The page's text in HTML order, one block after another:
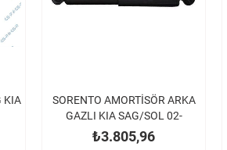
KIA
SORENTO AMORTİSÖR ARKA
GAZLI KIA SAG/SOL 02-
₺3.805,96